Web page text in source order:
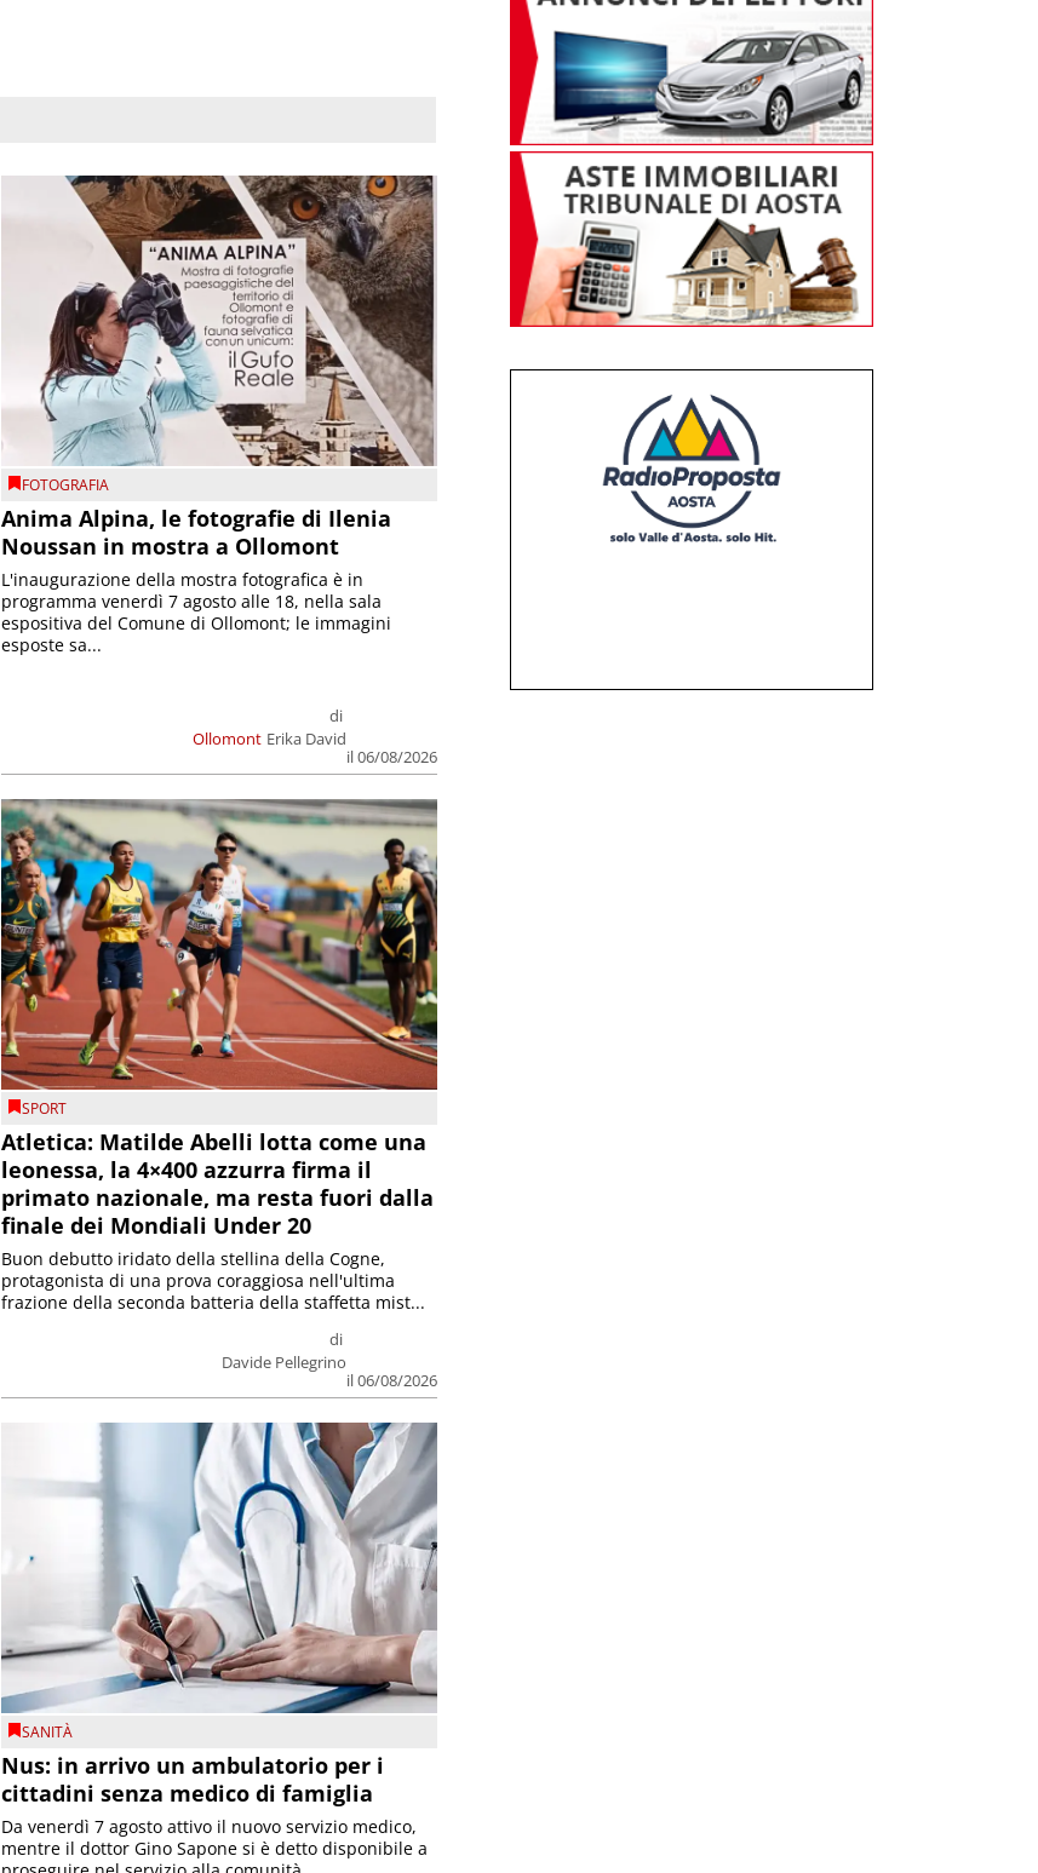
FOTOGRAFIA
Anima Alpina, le fotografie di Ilenia
Noussan in mostra a Ollomont
Ollomont
di
Erika David
il 06/08/2026
L'inaugurazione della mostra fotografica è in
programma venerdì 7 agosto alle 18, nella sala
espositiva del Comune di Ollomont; le immagini
esposte sa...
SPORT
Atletica: Matilde Abelli lotta come una
leonessa, la 4×400 azzurra firma il
primato nazionale, ma resta fuori dalla
finale dei Mondiali Under 20
di
Davide Pellegrino
il 06/08/2026
Buon debutto iridato della stellina della Cogne,
protagonista di una prova coraggiosa nell'ultima
frazione della seconda batteria della staffetta mist...
SANITÀ
Nus: in arrivo un ambulatorio per i
cittadini senza medico di famiglia
Da venerdì 7 agosto attivo il nuovo servizio medico,
mentre il dottor Gino Sapone si è detto disponibile a